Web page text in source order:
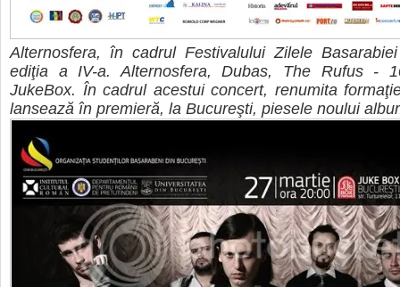
Alternosfera, în cadrul Festivalului Zilele
ediţia a IV-a. Alternosfera, Dubas, The Rufus -
JukeBox. În cadrul acestui concert, renumita
lansează în premieră, la Bucureşti, piesele noului